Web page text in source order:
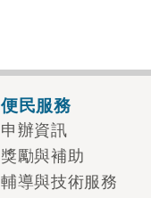
便民服務
申辦資訊
獎勵與補助
輔導與技術服務